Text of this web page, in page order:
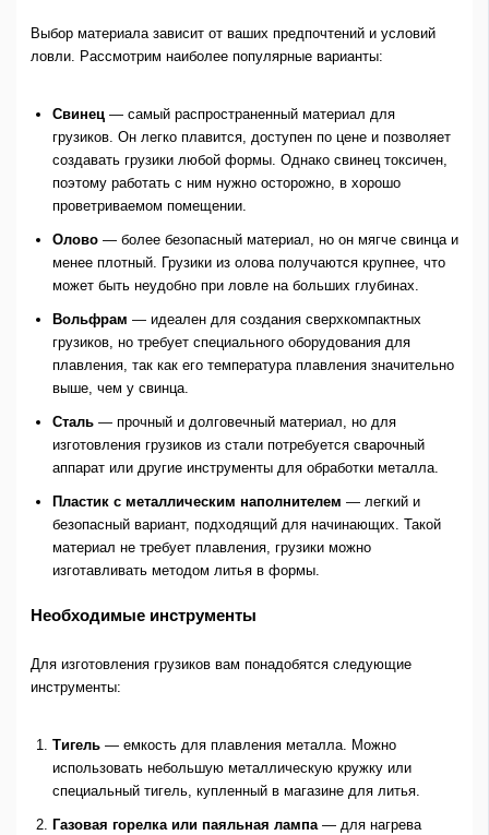
Выбор материала зависит от ваших предпочтений и условий
ловли. Рассмотрим наиболее популярные варианты:
Свинец— самый распространенный материал для
грузиков. Он легко плавится, доступен по цене и позволяет
создавать грузики любой формы. Однако свинец токсичен,
поэтому работать с ним нужно осторожно, в хорошо
проветриваемом помещении.
Олово— более безопасный материал, но он мягче свинца и
менее плотный. Грузики из олова получаются крупнее, что
может быть неудобно при ловле на больших глубинах.
Вольфрам — идеален для создания сверхкомпактных
грузиков, но требует специального оборудования для
плавления, так как его температура плавления значительно
выше, чем у свинца.
Сталь— прочный и долговечный материал, но для
изготовления грузиков из стали потребуется сварочный
аппарат или другие инструменты для обработки металла.
Пластик с металлическим наполнителем — легкий и
безопасный вариант, подходящий для начинающих. Такой
материал не требует плавления, грузики можно
изготавливать методом литья в формы.
Необходимые инструменты
Для изготовления грузиков вам понадобятся следующие
инструменты:
Тигель— емкость для плавления металла. Можно
использовать небольшую металлическую кружку или
специальный тигель, купленный в магазине для литья.
Газовая горелка или паяльная лампа— для нагрева